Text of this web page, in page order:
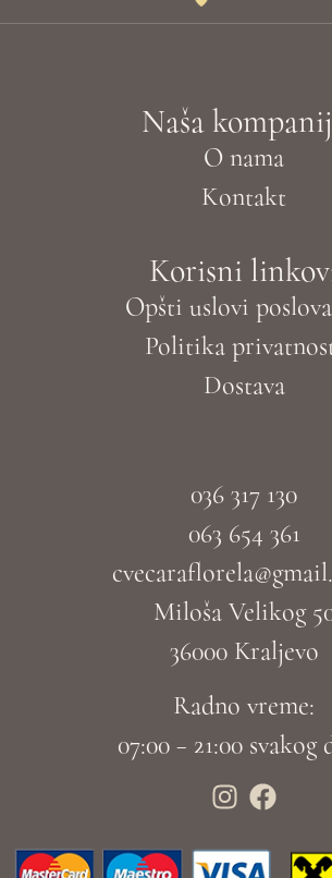
Naša
O nama
Kontakt
Korisni
Opšti uslovi
Politika
Dostava
036 317 130
063 654 361
Miloša Velikog
36000 Kraljevo
Radno vreme:
07:00 – 21:00 svakog